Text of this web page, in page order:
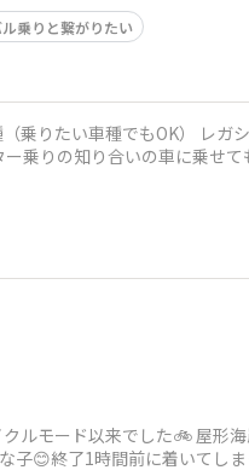
ル乗りと繋がりたい
乗りたい車種でもOK） レ
乗りの知り合いの車に乗せ
ルモード以来でした🚲 屋形
😊終了1時間前に着いてし